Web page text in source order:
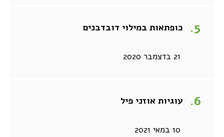
כופתאות במילוי דובדבנים
21 בדצמבר 2020
עוגיות אוזני פיל
10 במאי 2021